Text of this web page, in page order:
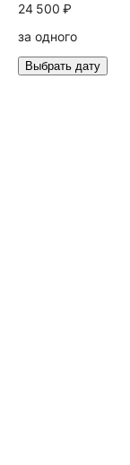
24 500 ₽
за одного
Выбрать дату